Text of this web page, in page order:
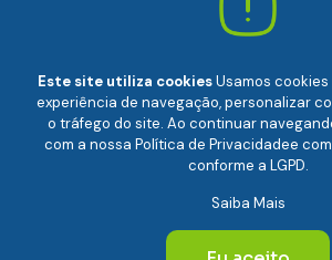
Av. Paulista, 2064. Conjunto 14,
CEP 01310-928 Consolação – São
Câmara Brasileira da Economia Digital
Este site utiliza cookiesUsamos
experiência de navegação, personalizar
o tráfego do site. Ao continuar
com a nossa Política de Privacidadee
conforme a LGPD.
Saiba Mais